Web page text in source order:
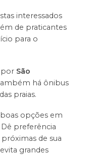
interessados
de praticantes
para o
por São
há ônibus
praias.
opções em
preferência
de sua
grandes